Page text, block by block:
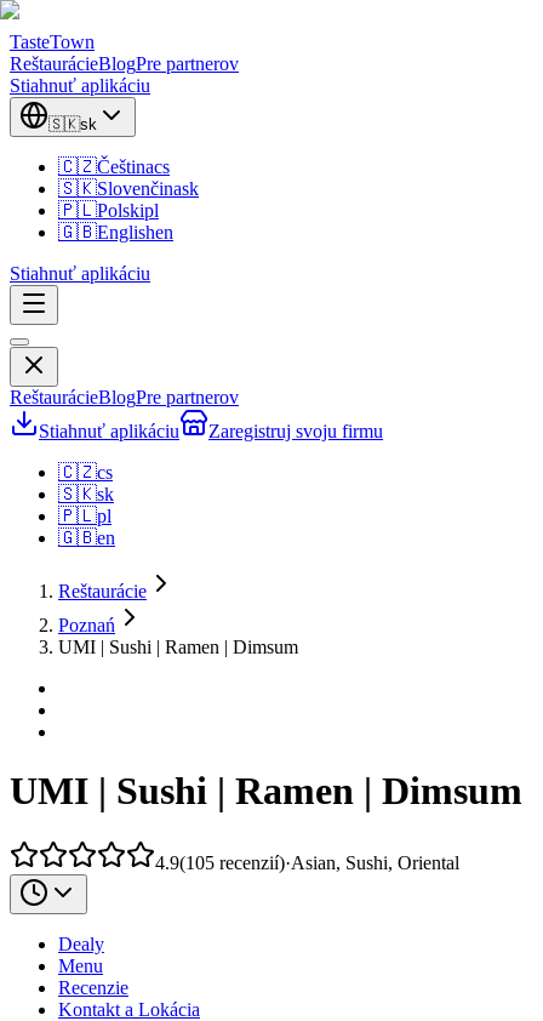
TasteTown
ReštaurácieBlogPre partnerov
Stiahnuť aplikáciu
🇸🇰sk
🇨🇿Češtinacs
🇸🇰Slovenčinask
🇵🇱Polskipl
🇬🇧Englishen
Stiahnuť aplikáciu
ReštaurácieBlogPre partnerov
Stiahnuť aplikáciu
Zaregistruj svoju firmu
🇨🇿cs
🇸🇰sk
🇵🇱pl
🇬🇧en
Reštaurácie
Poznań
UMI | Sushi | Ramen | Dimsum
UMI | Sushi | Ramen | Dimsum
4.9(105 recenzií)·Asian, Sushi, Oriental
Dealy
Menu
Recenzie
Kontakt a Lokácia